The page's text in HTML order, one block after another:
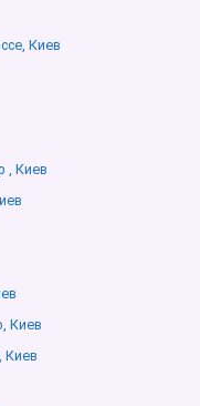
Киев
, Киев
Киев
Киев